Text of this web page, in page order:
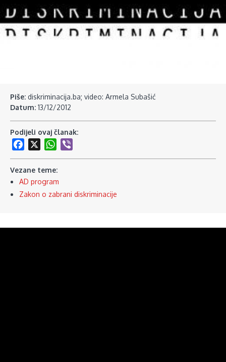
Piše: diskriminacija.ba; video: Armela Subašić
Datum: 13/12/2012
Podijeli ovaj članak:
Facebook
WhatsApp
Vezane teme:
AD program
Zakon o zabrani diskriminacije